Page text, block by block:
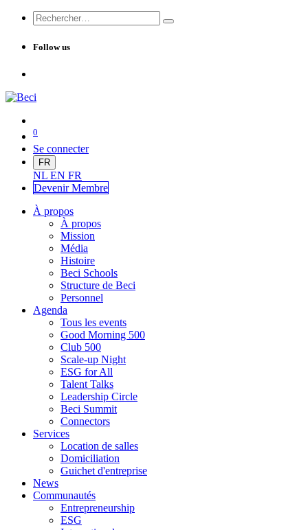
Follow us
0
Se connecter
FR
NL EN FR
Devenir Membre
À propos
À propos
Mission
Média
Histoire
Beci Schools
Structure de Beci
Personnel
Agenda
Tous les events
Good Morning 500
Club 500
Scale-up Night
ESG for All
Talent Talks
Leadership Circle
Beci Summit
Connectors
Services
Location de salles
Domiciliation
Guichet d'entreprise
News
Communautés
Entrepreneurship
ESG